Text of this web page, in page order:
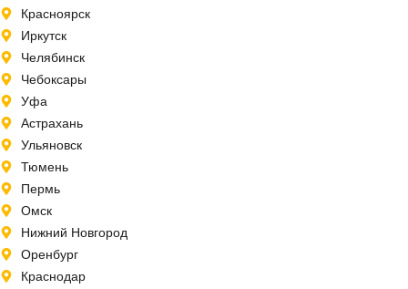
Красноярск
Иркутск
Челябинск
Чебоксары
Уфа
Астрахань
Ульяновск
Тюмень
Пермь
Омск
Нижний Новгород
Оренбург
Краснодар